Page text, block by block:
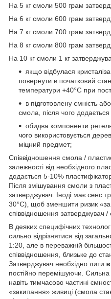
На 5 кг смоли 500 грам
На 6 кг смоли 600 грам
На 7 кг смоли 700 грам
На 8 кг смоли 800 грам
На 10 кг смоли 1 кг
якщо відбулася
повернути в початковий
температури +40°С при
в підготовлену ємність
смола, після чого
обидва компоненти
чого використовується
міцний предмет;
Співвідношення смола /
залежності від необхідного
додається 5-10%
Після змішування смоли з
затверджувач. Іноді має сенс
30°С), щоб зменшити ризик
співвідношення затверджувач
В деяких специфічних
сильно відрізнятися від
1:20, але в переважній
співвідношення, близьке до
Затверджувач необхідно лити
постійно перемішуючи.
навіть тимчасово частині
«закипання» живиці (смола